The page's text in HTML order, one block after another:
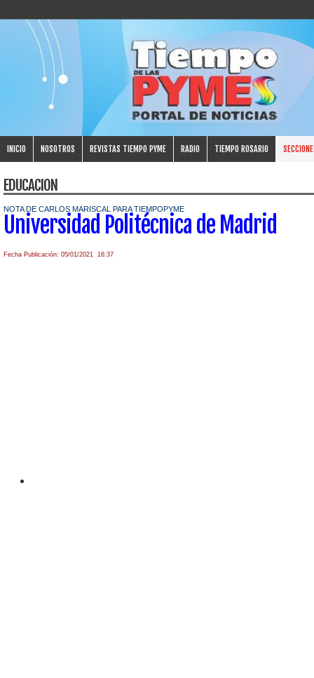
INICIO NOSOTROS REVISTAS TIEMPO PYME RADIO TIEMPO ROSARIO
EDUCACION
NOTA DE CARLOS MARISCAL PARA TIEMPOPYME
Universidad Politécnica de Madrid
Fecha Publicación: 05/01/2021 16:37